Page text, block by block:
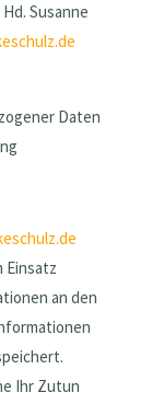
Susanne
Daten
Einsatz
an den
Ihr Zutun